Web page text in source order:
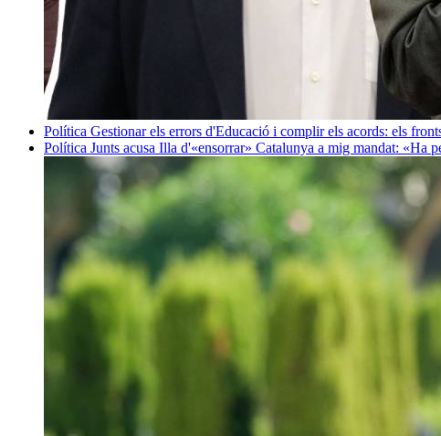
Política Gestionar els errors d'Educació i complir els acords: els
Política Junts acusa Illa d'«ensorrar» Catalunya a mig mandat: «Ha